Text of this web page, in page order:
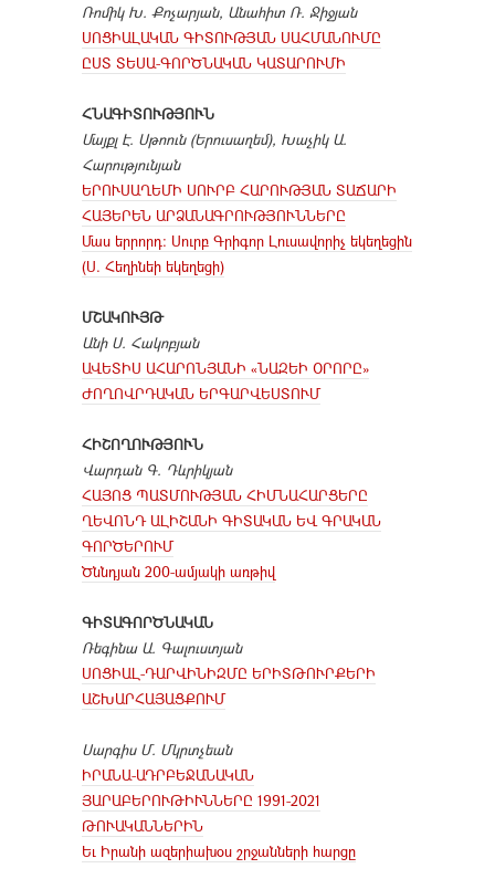
Ռոմիկ Խ. Քոչարյան, Անահիտ Ռ. Ջիջյան
ՍՈՑԻԱԼԱԿԱՆ ԳԻՏՈՒԹՅԱՆ ՍԱՀՄԱՆՈՒՄԸ
ԸՍՏ ՏԵՍԱ-ԳՈՐԾՆԱԿԱՆ ԿԱՏԱՐՈՒՄԻ
ՀՆԱԳԻՏՈՒԹՅՈՒՆ
Մայքլ Է. Սթոուն (Երուսաղեմ), Խաչիկ Ա.
Հարությունյան
ԵՐՈՒՍԱՂԵՄԻ ՍՈՒՐԲ ՀԱՐՈՒԹՅԱՆ ՏԱՃԱՐԻ
ՀԱՅԵՐԵՆ ԱՐՁԱՆԱԳՐՈՒԹՅՈՒՆՆԵՐԸ
Մաս երրորդ։ Սուրբ Գրիգոր Լուսավորիչ եկեղեցին
(Ս. Հեղինեի եկեղեցի)
ՄՇԱԿՈՒՅԹ
Անի Ս. Հակոբյան
ԱՎԵՏԻՍ ԱՀԱՐՈՆՅԱՆԻ «ՆԱԶԵԻ ՕՐՈՐԸ»
ԺՈՂՈՎՐԴԱԿԱՆ ԵՐԳԱՐՎԵՍՏՈՒՄ
ՀԻՇՈՂՈՒԹՅՈՒՆ
Վարդան Գ. Դևրիկյան
ՀԱՅՈՑ ՊԱՏՄՈՒԹՅԱՆ ՀԻՄՆԱՀԱՐՑԵՐԸ
ՂԵՎՈՆԴ ԱԼԻՇԱՆԻ ԳԻՏԱԿԱՆ ԵՎ ԳՐԱԿԱՆ
ԳՈՐԾԵՐՈՒՄ
Ծննդյան 200-ամյակի առթիվ
ԳԻՏԱԳՈՐԾՆԱԿԱՆ
Ռեգինա Ա. Գալուստյան
ՍՈՑԻԱԼ-ԴԱՐՎԻՆԻԶՄԸ ԵՐԻՏԹՈՒՐՔԵՐԻ
ԱՇԽԱՐՀԱՅԱՑՔՈՒՄ
Սարգիս Մ. Մկրտչեան
ԻՐԱՆԱ-ԱԴՐԲԵՋԱՆԱԿԱՆ
ՅԱՐԱԲԵՐՈՒԹԻՒՆՆԵՐԸ 1991-2021
ԹՈՒԱԿԱՆՆԵՐԻՆ
Եւ Իրանի ազերիախօս շրջանների հարցը